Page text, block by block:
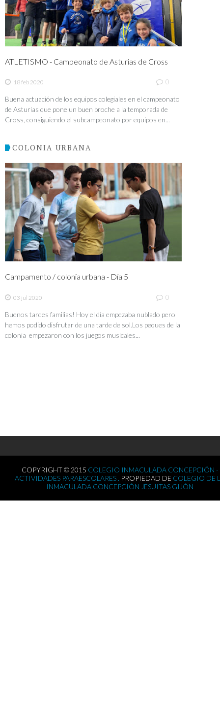
ATLETISMO - Campeonato de Asturias de Cross
18 feb 2020 0
Buena actuación de los equipos colegiales en el campeonato
de Asturias que pone un buen broche a la temporada de
Cross, consiguiendo el subcampeonato por equipos en...
COLONIA URBANA
Campamento / colonia urbana - Día 5
03 jul 2020 0
Buenos tardes familias! Hoy el día empezaba nublado pero
hemos podido disfrutar de una tarde de sol.Los peques de la
colonia empezaron con los juegos musicales...
COPYRIGHT © 2015 COLEGIO INMACULADA CONCEPCIÓN -
ACTIVIDADES PARAESCOLARES . PROPIEDAD DE COLEGIO DE
INMACULADA CONCEPCIÓN JESUITAS GIJÓN